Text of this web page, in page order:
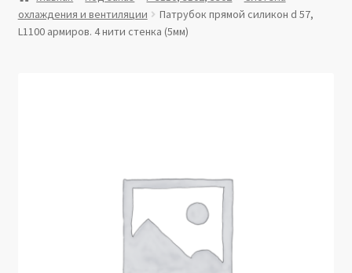
Витрина
охлаждения и вентиляции
Патрубок прямой силикон d 57,
L1100 армиров. 4 нити стенка (5мм)